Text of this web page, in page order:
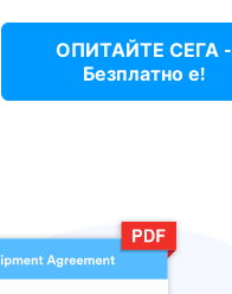
ОПИТАЙТЕ СЕГА -
Безплатно е!